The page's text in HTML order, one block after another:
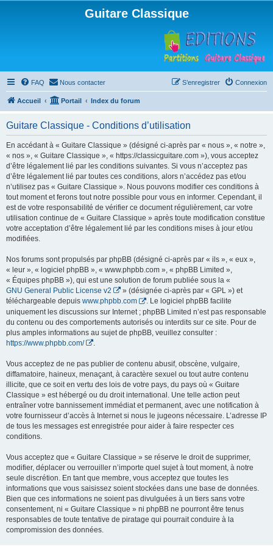
Guitare Classique
FAQ Nous contacter Connexion
S’enregistrer
Accueil Portail Index du forum
Guitare Classique - Conditions d’utilisation
En accédant à « Guitare Classique » (désigné ci-après par « nous », « notre »,
« nos », « Guitare Classique », « https://classicguitare.com »), vous acceptez
d’être légalement lié par les conditions suivantes. Si vous n’acceptez pas
d’être légalement lié par toutes ces conditions, alors n’accédez pas et/ou
n’utilisez pas « Guitare Classique ». Nous pouvons modifier ces conditions à
tout moment et ferons tout notre possible pour vous en informer. Cependant, il
est de votre responsabilité de vérifier ce document régulièrement, car votre
utilisation continue de « Guitare Classique » après toute modification constitue
votre acceptation d’être légalement lié par les conditions mises à jour et/ou
modifiées.
Nos forums sont propulsés par phpBB (désigné ci-après par « ils », « eux »,
« leur », « logiciel phpBB », « www.phpbb.com », « phpBB Limited »,
« Équipes phpBB »), qui est une solution de forum publiée sous la «
GNU General Public License v2
» (désignée ci-après par « GPL ») et
téléchargeable depuis www.phpbb.com
. Le logiciel phpBB facilite
uniquement les discussions sur Internet ; phpBB Limited n’est pas responsable
du contenu ou des comportements autorisés ou interdits sur ce site. Pour de
plus amples informations au sujet de phpBB, veuillez consulter :
https://www.phpbb.com/
Vous acceptez de ne pas publier de contenu abusif, obscène, vulgaire,
diffamatoire, haineux, menaçant, à caractère sexuel ou tout autre contenu
illicite, que ce soit en vertu des lois de votre pays, du pays où « Guitare
Classique » est hébergé ou du droit international. Une telle action peut
entraîner votre bannissement immédiat et permanent, avec une notification à
votre fournisseur d’accès à Internet si nous le jugeons nécessaire. L’adresse IP
de tous les messages est enregistrée pour aider à faire respecter ces
conditions.
Vous acceptez que « Guitare Classique » se réserve le droit de supprimer,
modifier, déplacer ou verrouiller n’importe quel sujet à tout moment, à notre
seule discrétion. En tant que membre, vous acceptez que toutes les
informations que vous saisissez soient stockées dans une base de données.
Bien que ces informations ne soient pas divulguées à un tiers sans votre
consentement, ni « Guitare Classique » ni phpBB ne pourront être tenus
responsables de toute tentative de piratage qui pourrait conduire à la
compromission des données.